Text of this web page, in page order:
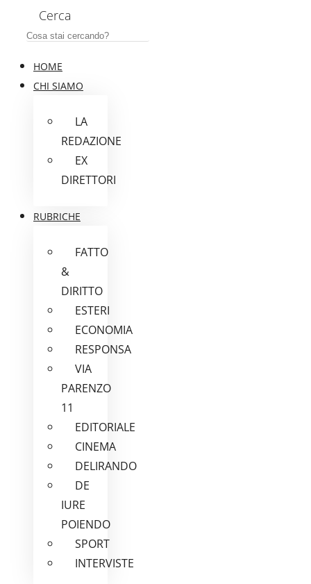
Cerca
HOME
CHI SIAMO
LA
REDAZIONE
EX
DIRETTORI
RUBRICHE
FATTO
&
DIRITTO
ESTERI
ECONOMIA
RESPONSA
VIA
PARENZO
11
EDITORIALE
CINEMA
DELIRANDO
DE
IURE
POIENDO
SPORT
INTERVISTE